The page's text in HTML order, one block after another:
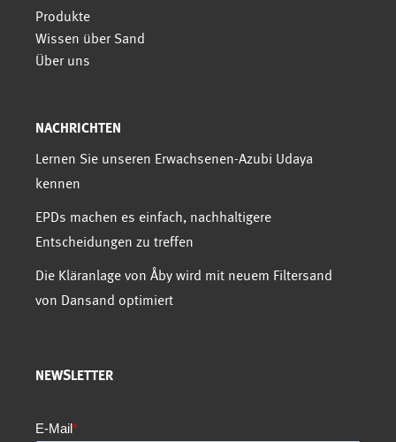
Produkte
Wissen über Sand
Über uns
NACHRICHTEN
Lernen Sie unseren Erwachsenen-Azubi Udaya
kennen
EPDs machen es einfach, nachhaltigere
Entscheidungen zu treffen
Die Kläranlage von Åby wird mit neuem Filtersand
von Dansand optimiert
NEWSLETTER